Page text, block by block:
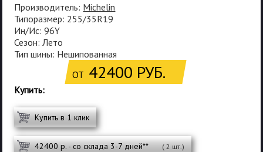
Производитель: Michelin
Типоразмер: 255/35R19
Ин/Ис: 96Y
Сезон: Лето
Тип шины: Нешипованная
ОТ 42400 РУБ.
Купить:
Купить в 1 клик
42400 р. - со склада 3-7 дней** ( 2 шт.)